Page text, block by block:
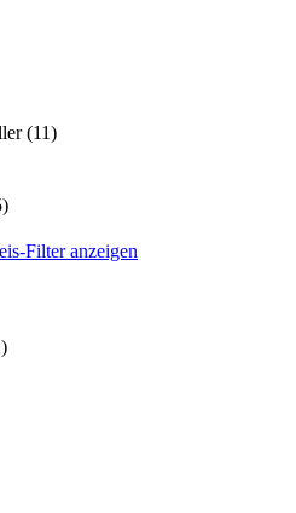
(11)
Filter anzeigen